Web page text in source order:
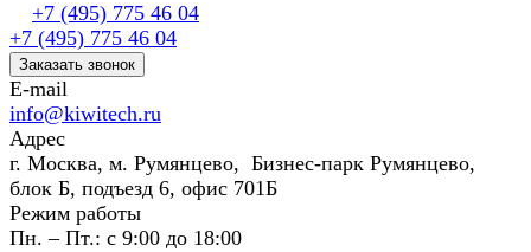
+7 (495) 775 46 04
+7 (495) 775 46 04
Заказать звонок
E-mail
info@kiwitech.ru
Адрес
г. Москва, м. Румянцево, Бизнес-парк Румянцево,
блок Б, подъезд 6, офис 701Б
Режим работы
Пн. – Пт.: с 9:00 до 18:00